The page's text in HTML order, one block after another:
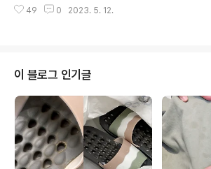
필요도 없고요. 한번 쭉 펌핑해서 나오는 양이면 충분해요.
데요. 전자레인지를 제대로 써보겠다는 마음만 있다면 이
어주세요. 전자레인지로 1분 돌린 다음 비린내가 완전히 빠
질 수 있게 10분정도 그냥 두시고요. 흐르는 물로 헹궈서
건조시키면 물비린내 제로! 살균, 소독까지 끝낼 수 있어요
^^ 두부가 너무 쉽게 부서져서 요리하기가 겁난다고요? 두
부를 요리하기 전에 전자레인지로 3분만 돌리면 고민이 싹
해결돼요. 두부를 3분정도 돌리면 살짝 ..
49 0 2023. 5. 12.
이 블로그 인기글